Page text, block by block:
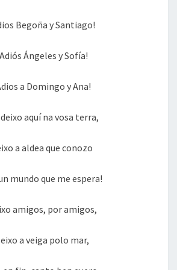
Begoña y Santiago!
Ángeles y Sofía!
a Domingo y Ana!
deixo aquí na vosa terra,
a aldea que conozo
mundo que me espera!
amigos, por amigos,
a veiga polo mar,